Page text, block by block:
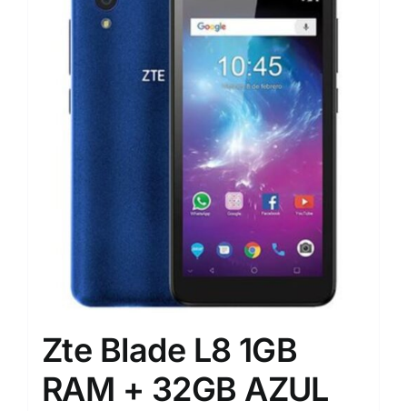
Zte Blade L8 1GB
RAM + 32GB AZUL